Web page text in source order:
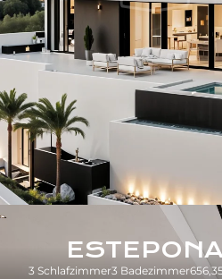
3 Schlafzimmer3 Badezimmer